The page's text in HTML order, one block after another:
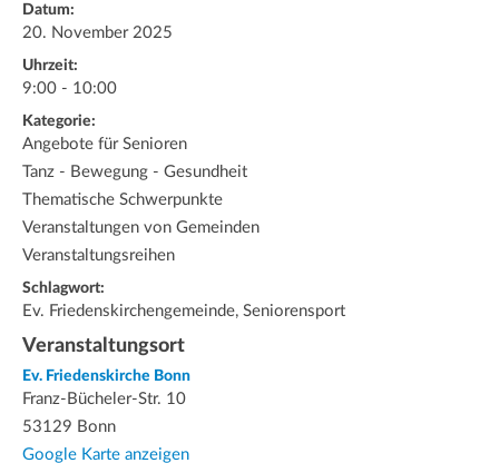
Datum:
20. November 2025
Uhrzeit:
9:00 - 10:00
Kategorie:
Angebote für Senioren
Tanz - Bewegung - Gesundheit
Thematische Schwerpunkte
Veranstaltungen von Gemeinden
Veranstaltungsreihen
Schlagwort:
Ev. Friedenskirchengemeinde, Seniorensport
Veranstaltungsort
Ev. Friedenskirche Bonn
Franz-Bücheler-Str. 10
53129 Bonn
Google Karte anzeigen